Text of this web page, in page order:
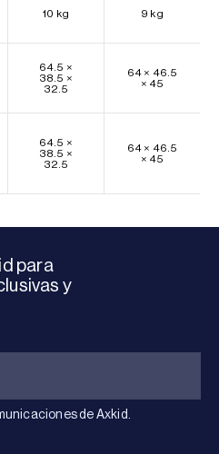
10 kg 9 kg
64.5 ×
38.5 ×
32.5
64 × 46.5
× 45
64.5 ×
38.5 ×
32.5
64 × 46.5
× 45
para
y
de Axkid.